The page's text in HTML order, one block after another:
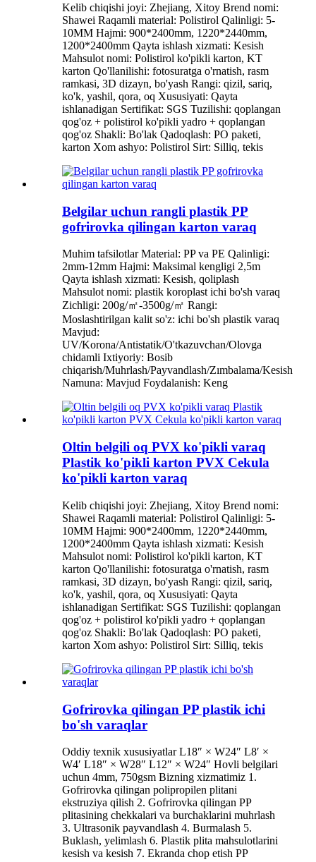
Kelib chiqishi joyi: Zhejiang, Xitoy Brend nomi:
Shawei Raqamli material: Polistirol Qalinligi: 5-
10MM Hajmi: 900*2400mm, 1220*2440mm,
1200*2400mm Qayta ishlash xizmati: Kesish
Mahsulot nomi: Polistirol ko'pikli karton, KT
karton Qo'llanilishi: fotosuratga o'rnatish, rasm
ramkasi, 3D dizayn, bo'yash Rangi: qizil, sariq,
ko'k, yashil, qora, oq Xususiyati: Qayta
ishlanadigan Sertifikat: SGS Tuzilishi: qoplangan
qog'oz + polistirol ko'pikli yadro + qoplangan
qog'oz Shakli: Bo'lak Qadoqlash: PO paketi,
karton Xom ashyo: Polistirol Sirt: Silliq, tekis
Belgilar uchun rangli plastik PP
gofrirovka qilingan karton varaq
Muhim tafsilotlar Material: PP va PE Qalinligi:
2mm-12mm Hajmi: Maksimal kengligi 2,5m
Qayta ishlash xizmati: Kesish, qoliplash
Mahsulot nomi: plastik koroplast ichi bo'sh varaq
Zichligi: 200g/㎡-3500g/㎡ Rangi:
Moslashtirilgan kalit so'z: ichi bo'sh plastik varaq
Mavjud:
UV/Korona/Antistatik/O'tkazuvchan/Olovga
chidamli Ixtiyoriy: Bosib
chiqarish/Muhrlash/Payvandlash/Zımbalama/Kesish
Namuna: Mavjud Foydalanish: Keng
Oltin belgili oq PVX ko'pikli varaq
Plastik ko'pikli karton PVX Cekula
ko'pikli karton varaq
Kelib chiqishi joyi: Zhejiang, Xitoy Brend nomi:
Shawei Raqamli material: Polistirol Qalinligi: 5-
10MM Hajmi: 900*2400mm, 1220*2440mm,
1200*2400mm Qayta ishlash xizmati: Kesish
Mahsulot nomi: Polistirol ko'pikli karton, KT
karton Qo'llanilishi: fotosuratga o'rnatish, rasm
ramkasi, 3D dizayn, bo'yash Rangi: qizil, sariq,
ko'k, yashil, qora, oq Xususiyati: Qayta
ishlanadigan Sertifikat: SGS Tuzilishi: qoplangan
qog'oz + polistirol ko'pikli yadro + qoplangan
qog'oz Shakli: Bo'lak Qadoqlash: PO paketi,
karton Xom ashyo: Polistirol Sirt: Silliq, tekis
Gofrirovka qilingan PP plastik ichi
bo'sh varaqlar
Oddiy texnik xususiyatlar L18″ × W24″ L8′ ×
W4′ L18″ × W28″ L12″ × W24″ Hovli belgilari
uchun 4mm, 750gsm Bizning xizmatimiz 1.
Gofrirovka qilingan polipropilen plitani
ekstruziya qilish 2. Gofrirovka qilingan PP
plitasining chekkalari va burchaklarini muhrlash
3. Ultrasonik payvandlash 4. Burmalash 5.
Buklash, yelimlash 6. Plastik plita mahsulotlarini
kesish va kesish 7. Ekranda chop etish PP